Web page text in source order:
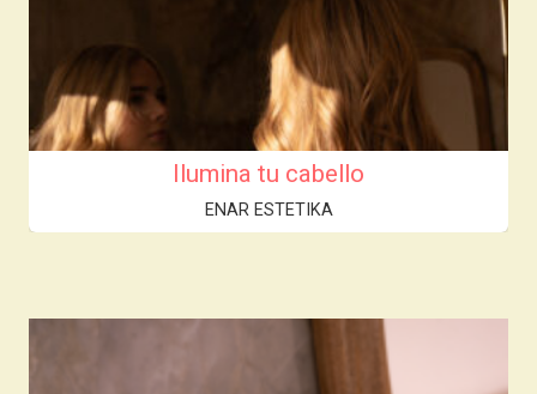
Ilumina tu cabello
ENAR ESTETIKA